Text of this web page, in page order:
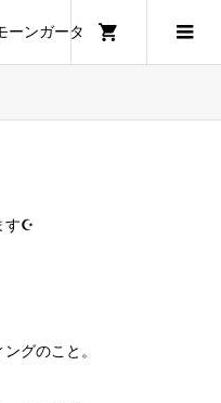
す☪
グのこと。